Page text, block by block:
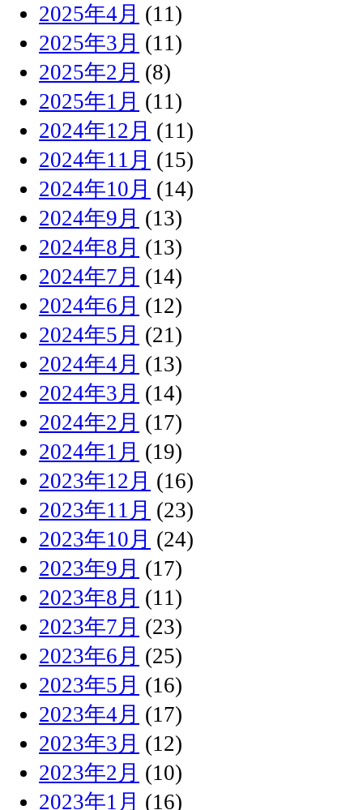
2025年4月 (11)
2025年3月 (11)
2025年2月 (8)
2025年1月 (11)
2024年12月 (11)
2024年11月 (15)
2024年10月 (14)
2024年9月 (13)
2024年8月 (13)
2024年7月 (14)
2024年6月 (12)
2024年5月 (21)
2024年4月 (13)
2024年3月 (14)
2024年2月 (17)
2024年1月 (19)
2023年12月 (16)
2023年11月 (23)
2023年10月 (24)
2023年9月 (17)
2023年8月 (11)
2023年7月 (23)
2023年6月 (25)
2023年5月 (16)
2023年4月 (17)
2023年3月 (12)
2023年2月 (10)
2023年1月 (16)